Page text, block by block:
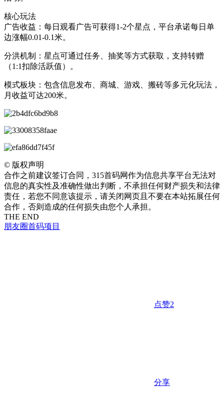
核心玩法
‌广告收益‌：每日观看广告可获得1-2个星点，平台承诺每日单
边涨幅0.01-0.1米。 ‌
‌分洪机制‌：星点可通过任务、抽奖等方式获取，支持转赠
（1:1扣除活跃值）。 ‌
‌模式板块‌：包含信息发布、商城、游戏、搬砖等多元化玩法，
月收益可达200米。
© 版权声明
合作之前建议签订合同，315首码网作为信息共享平台无法对
信息的真实性及准确性做出判断，不承担任何财产损失和法律
责任，若您不同意该提示，请关闭网页且不要在本站拓展任何
合作，否则造成的任何损失由您个人承担。
THE END
朋友圈首码项目
点赞2
分享